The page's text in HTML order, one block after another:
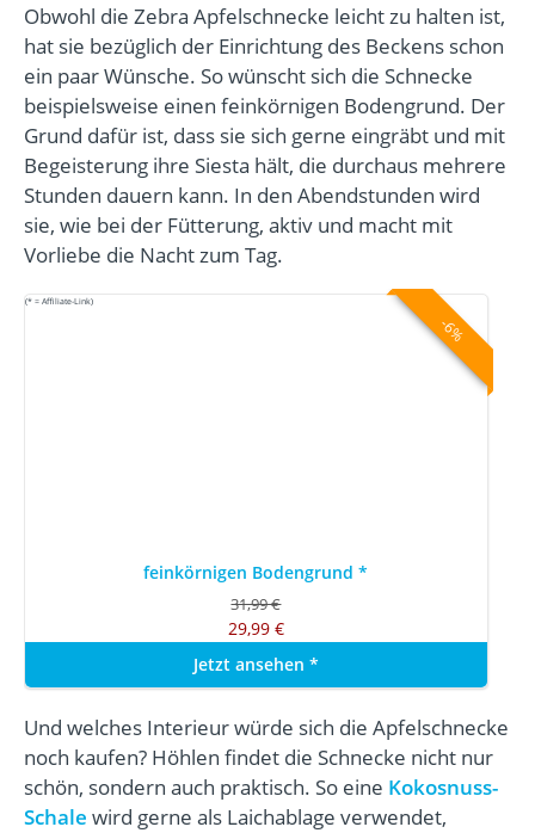
Obwohl die Zebra Apfelschnecke leicht zu halten ist,
hat sie bezüglich der Einrichtung des Beckens schon
ein paar Wünsche. So wünscht sich die Schnecke
beispielsweise einen feinkörnigen Bodengrund. Der
Grund dafür ist, dass sie sich gerne eingräbt und mit
Begeisterung ihre Siesta hält, die durchaus mehrere
Stunden dauern kann. In den Abendstunden wird
sie, wie bei der Fütterung, aktiv und macht mit
Vorliebe die Nacht zum Tag.
(* = Affiliate-Link)
-6%
feinkörnigen Bodengrund*
31,99 €
29,99 €
Jetzt ansehen *
Und welches Interieur würde sich die Apfelschnecke
noch kaufen? Höhlen findet die Schnecke nicht nur
schön, sondern auch praktisch. So eine Kokosnuss-
Schale wird gerne als Laichablage verwendet,